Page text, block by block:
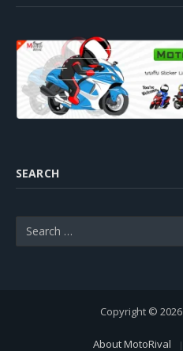
SEARCH
Copyright © 2026
About MotoRival